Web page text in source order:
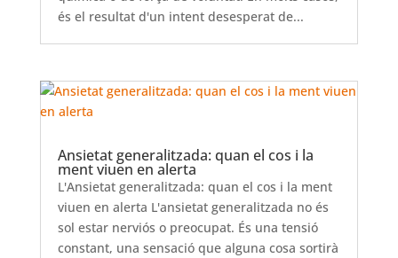
és el resultat d'un intent desesperat de...
Ansietat generalitzada: quan el cos i la
ment viuen en alerta
L'Ansietat generalitzada: quan el cos i la ment
viuen en alerta L'ansietat generalitzada no és
sol estar nerviós o preocupat. És una tensió
constant, una sensació que alguna cosa sortirà